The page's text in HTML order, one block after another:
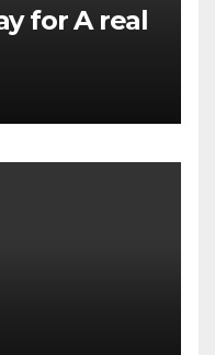
for A real